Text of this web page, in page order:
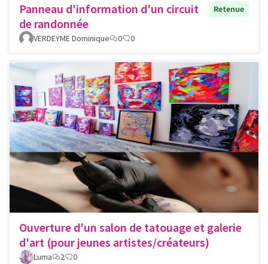
Panneau d'information d'un circuit
de randonnée
Retenue
VERDEYME Dominique 0 0
Ouverture d'un salon de tatouage et galerie
d'art (pour jeunes artistes/créateurs)
Luma 2 0